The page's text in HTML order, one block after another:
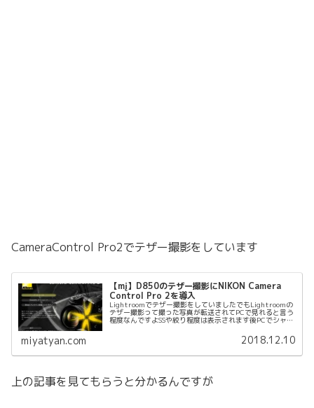
CameraControl Pro2でテザー撮影をしています
【mį】D850のテザー撮影にNIKON Camera
Control Pro 2を導入
Lightroomでテザー撮影をしていましたでもLightroomの
テザー撮影って撮った写真が転送されてPCで見れると言う
程度なんですよSSや絞り程度は表示されます後PCでシャッ
miyatyan.com 2018.12.10
上の記事を見てもらうと分かるんですが